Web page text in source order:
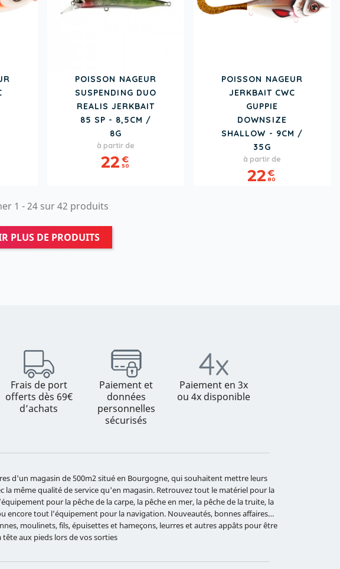
POISSON NAGEUR
SUSPENDING DUO
REALIS JERKBAIT
85 SP - 8,5CM /
8G
Prix
à partir de
22 €
50
POISSON NAGEUR
JERKBAIT CWC
GUPPIE
DOWNSIZE
SHALLOW - 9CM /
35G
Prix
à partir de
22€
80
1 - 24 sur 42 produits
PLUS DE PRODUITS
Frais de port
offerts dès 69€
d’achats
Paiement et
données
personnelles
sécurisés
Paiement en 3x
ou 4x disponible
d'un magasin de 500m2 situé en Bourgogne, qui souhaitent mettre leurs
la même qualité de service qu'en magasin. Retrouvez tout le matériel pour la
pour la pêche de la carpe, la pêche en mer, la pêche de la truite, la
encore tout l’équipement pour la navigation. Nouveautés, bonnes affaires…
moulinets, fils, épuisettes et hameçons, leurres et autres appâts pour être
tête aux pieds lors de vos sorties